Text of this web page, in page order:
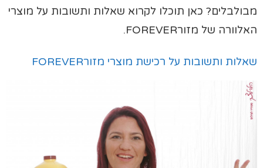
מבולבלים? כאן תוכלו לקרוא שאלות ותשובות על מוצרי
האלוורה של מזורFOREVER.
שאלות ותשובות על רכישת מוצרי מזורFOREVER